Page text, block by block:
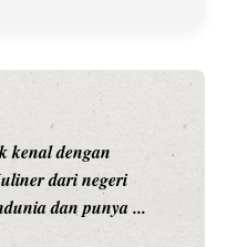
nama besar di dunia
Prasetyo, kini
...